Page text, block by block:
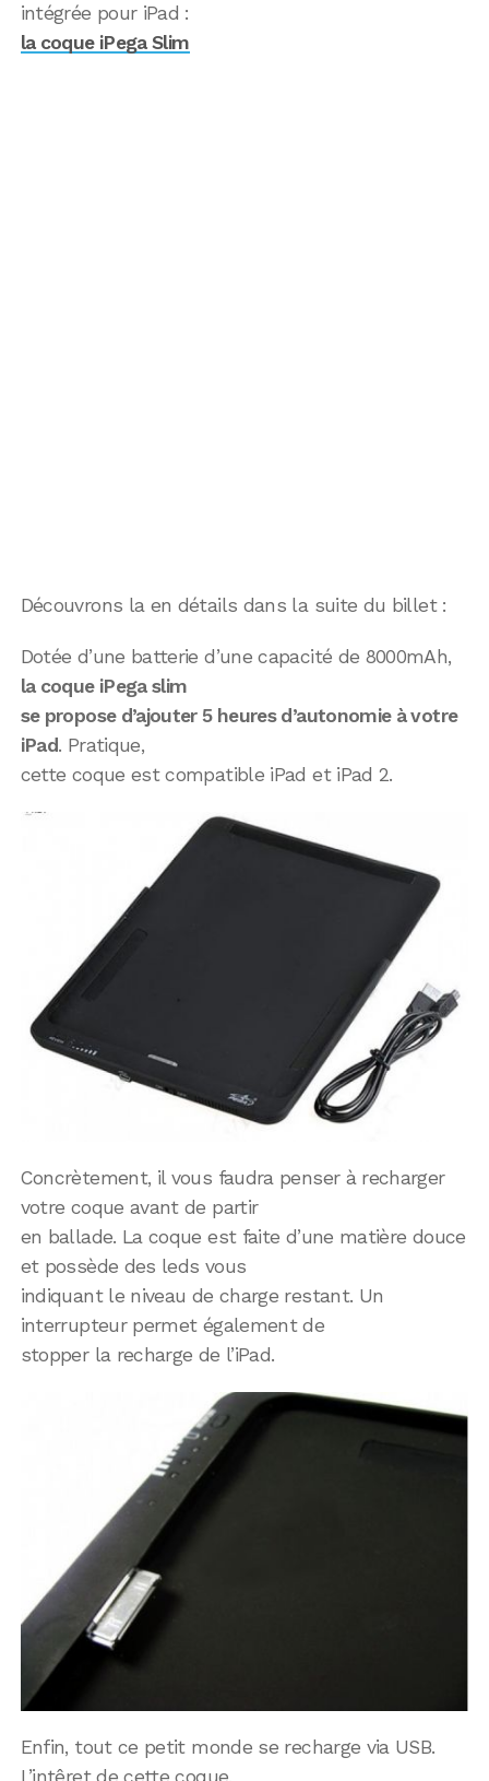
intégrée pour iPad :
la coque iPega Slim
Découvrons la en détails dans la suite du billet :
Dotée d’une batterie d’une capacité de 8000mAh,
la coque iPega slim
se propose d’ajouter 5 heures d’autonomie à votre
iPad. Pratique,
cette coque est compatible iPad et iPad 2.
Concrètement, il vous faudra penser à recharger
votre coque avant de partir
en ballade. La coque est faite d’une matière douce
et possède des leds vous
indiquant le niveau de charge restant. Un
interrupteur permet également de
stopper la recharge de l’iPad.
Enfin, tout ce petit monde se recharge via USB.
L’intêret de cette coque,